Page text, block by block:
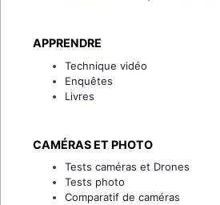
APPRENDRE
Technique vidéo
Enquêtes
Livres
CAMÉRAS ET PHOTO
Tests caméras et Drones
Tests photo
Comparatif de caméras